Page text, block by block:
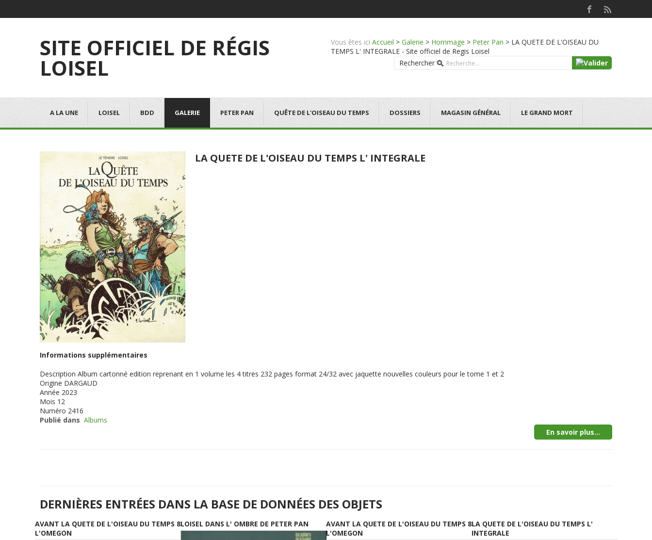
SITE OFFICIEL DE RÉGIS
LOISEL
Vous êtes ici Accueil > Galerie > Hommage > Peter Pan > LA QUETE DE L'OISEAU DU
TEMPS L' INTEGRALE - Site officiel de Regis Loisel
Rechercher
A LA UNE LOISEL BDD GALERIE PETER PAN QUÊTE DE L'OISEAU DU TEMPS DOSSIERS MAGASIN GÉNÉRAL LE GRAND MORT
LA QUETE DE L'OISEAU DU TEMPS L' INTEGRALE
Informations supplémentaires
Description Album cartonné edition reprenant en 1 volume les 4 titres 232 pages format 24/32 avec jaquette nouvelles couleurs pour le tome 1 et 2
Origine DARGAUD
Année 2023
Mois 12
Numéro 2416
Publié dans Albums
En savoir plus...
DERNIÈRES ENTRÉES DANS LA BASE DE DONNÉES DES OBJETS
AVANT LA QUETE DE L'OISEAU DU TEMPS 8
L'OMEGON
LOISEL DANS L' OMBRE DE PETER PAN
AVANT LA QUETE DE L'OISEAU DU TEMPS 8
L'OMEGON
LA QUETE DE L'OISEAU DU TEMPS L'
INTEGRALE